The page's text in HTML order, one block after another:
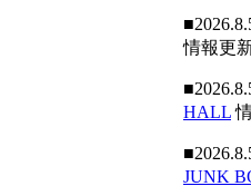
情報更
HALL
JUNK